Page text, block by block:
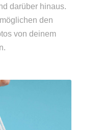
darüber hinaus.
den
von deinem